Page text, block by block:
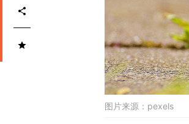
图片来源： pexels